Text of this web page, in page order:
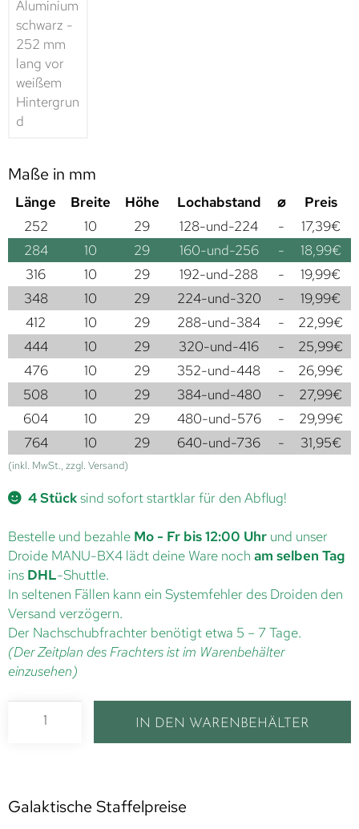
Maße in mm
Länge Breite Höhe Lochabstand ⌀
Preis
252
10 29 128-und-224 - 17,39€
284
10 29 160-und-256 - 18,99€
316
10 29 192-und-288 - 19,99€
348
10 29 224-und-320 - 19,99€
412
10 29 288-und-384 - 22,99€
444
10 29 320-und-416 - 25,99€
476
10 29 352-und-448 - 26,99€
508
10 29 384-und-480 - 27,99€
604
10 29 480-und-576 - 29,99€
764
10 29 640-und-736 - 31,95€
(inkl. MwSt., zzgl. Versand)
4 Stücksind sofort startklar für den Abflug!
Bestelle und bezahle Mo - Fr bis 12:00 Uhr und unser
Droide MANU-BX4 lädt deine Ware noch am selben Tag
ins DHL-Shuttle.
In seltenen Fällen kann ein Systemfehler des Droiden den
Versand verzögern.
Der Nachschubfrachter benötigt etwa 5 – 7 Tage.
(Der Zeitplan des Frachters ist im Warenbehälter
einzusehen)
IN DEN WARENBEHÄLTER
Galaktische Staffelpreise